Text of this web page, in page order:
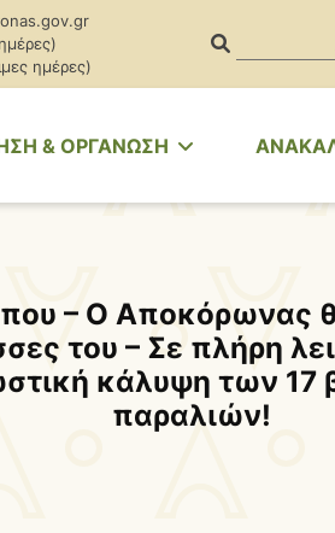
ημέρες)
& ΟΡΓΑΝΩΣΗ
– Ο Αποκόρωνας
του – Σε πλήρη
κάλυψη των 17
παραλιών!